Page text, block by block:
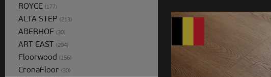
ROYCE (177)
ALTA STEP (213)
ABERHOF (30)
ART EAST (294)
Floorwood (156)
CronaFloor (30)